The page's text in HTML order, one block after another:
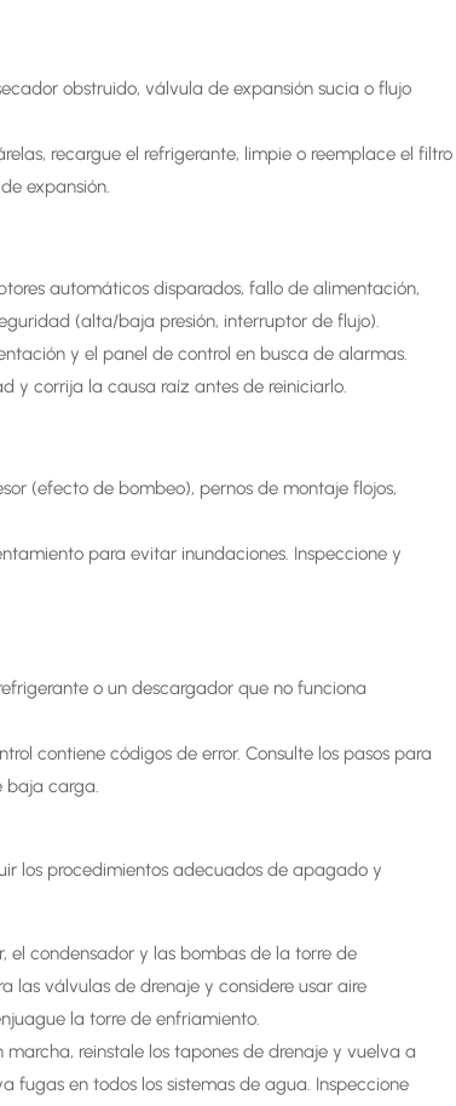
obstruido, válvula de expansión sucia o flujo
recargue el refrigerante, limpie o reemplace el filtro
expansión.
automáticos disparados, fallo de alimentación,
(alta/baja presión, interruptor de flujo).
y el panel de control en busca de alarmas.
y corrija la causa raíz antes de reiniciarlo.
(efecto de bombeo), pernos de montaje flojos,
para evitar inundaciones. Inspeccione y
o un descargador que no funciona
contiene códigos de error. Consulte los pasos para
baja carga.
los procedimientos adecuados de apagado y
el condensador y las bombas de la torre de
las válvulas de drenaje y considere usar aire
la torre de enfriamiento.
reinstale los tapones de drenaje y vuelva a
fugas en todos los sistemas de agua. Inspeccione